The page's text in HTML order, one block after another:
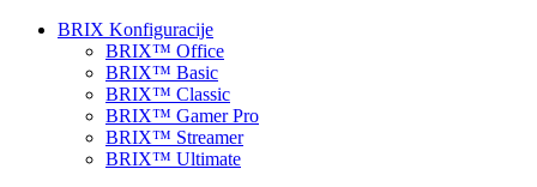
BRIX Konfiguracije
BRIX™ Office
BRIX™ Basic
BRIX™ Classic
BRIX™ Gamer Pro
BRIX™ Streamer
BRIX™ Ultimate